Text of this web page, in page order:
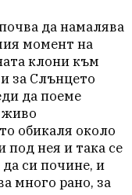
да намалява
момент на
клони към
за Слънцето
да поеме
живо
обикаля около
под нея и така се
си почине, и
много рано, за